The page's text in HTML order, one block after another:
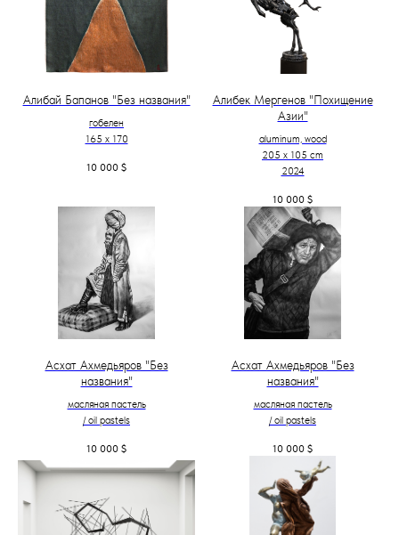
Алибай Бапанов "Без названия"
гобелен
165 x 170
10 000 $
Алибек Мергенов "Похищение
Азии"
aluminum, wood
205 х 105 cm
2024
10 000 $
Асхат Ахмедьяров "Без
названия"
масляная пастель
/ oil pastels
10 000 $
Асхат Ахмедьяров "Без
названия"
масляная пастель
/ oil pastels
10 000 $